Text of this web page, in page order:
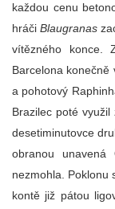
každou cenu
hráčiBlaugranas
vítězného konce.
Barcelona konečně
a pohotový
Brazilec poté
desetiminutovce
obranou
nezmohla. Poklonu
kontě již pátou